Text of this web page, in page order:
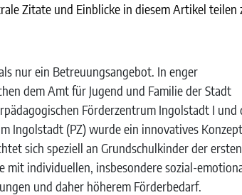
Zitate und Einblicke in diesem Artikel teilen
nur ein Betreuungsangebot. In enger
dem Amt für Jugend und Familie der Stadt
Förderzentrum Ingolstadt I und
Ingolstadt (PZ) wurde ein innovatives Konzept
sich speziell an Grundschulkinder der
mit individuellen, insbesondere sozial-
und daher höherem Förderbedarf.